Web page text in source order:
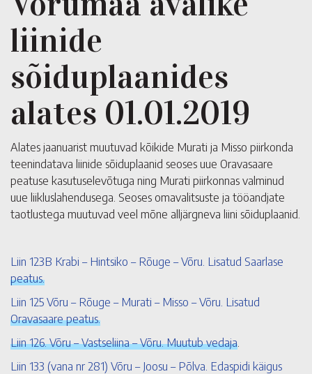
liinide
sõiduplaanides
alates 01.01.2019
Alates jaanuarist muutuvad kõikide Murati ja Misso piirkonda
teenindatava liinide sõiduplaanid seoses uue Oravasaare
peatuse kasutuselevõtuga ning Murati piirkonnas valminud
uue liikluslahendusega. Seoses omavalitsuste ja tööandjate
taotlustega muutuvad veel mõne alljärgneva liini sõiduplaanid.
Liin 123B Krabi – Hintsiko – Rõuge – Võru. Lisatud Saarlase
peatus.
Liin 125 Võru – Rõuge – Murati – Misso – Võru. Lisatud
Oravasaare peatus.
Liin 126. Võru – Vastseliina – Võru. Muutub vedaja
Liin 133 (vana nr 281) Võru – Joosu – Põlva. Edaspidi käigus